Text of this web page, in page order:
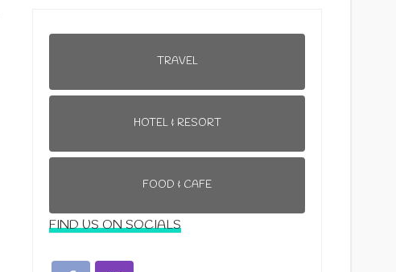
TRAVEL
HOTEL & RESORT
FOOD & CAFE
FIND US ON SOCIALS